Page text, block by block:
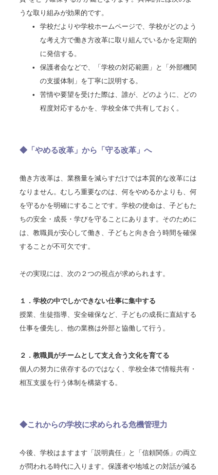
うな取り組みが効果的です。
学校だよりや学校ホームページで、学校がどのよう
な考え方で働き方改革に取り組んでいるかを定期的
に発信する。
保護者会などで、「学校の対応範囲」と「外部機関
の支援体制」を丁寧に説明する。
苦情や要望を受けた際は、誰が、どのように、どの
程度対応するかを、学校全体で共有しておく。
◆「やめる改革」から「守る改革」へ
働き方改革は、業務量を減らすだけでは本質的な改革には
なりません。むしろ重要なのは、何をやめるかよりも、何
を守るかを明確にすることです。学校の使命は、子どもた
ちの安全・成長・学びを守ることにあります。そのために
は、教職員が安心して働き、子どもと向き合う時間を確保
することが不可欠です。
その実現には、次の２つの視点が求められます。
１．学校の中でしかできない仕事に集中する
授業、生徒指導、安全確保など、子どもの成長に直結する
仕事を優先し、他の業務は外部と協働して行う。
２．教職員がチームとして支え合う文化を育てる
個人の努力に依存するのではなく、学校全体で情報共有・
相互支援を行う体制を構築する。
◆これからの学校に求められる危機管理力
今後、学校はますます「説明責任」と「信頼関係」の両立
が問われる時代に入ります。保護者や地域との対話が減る